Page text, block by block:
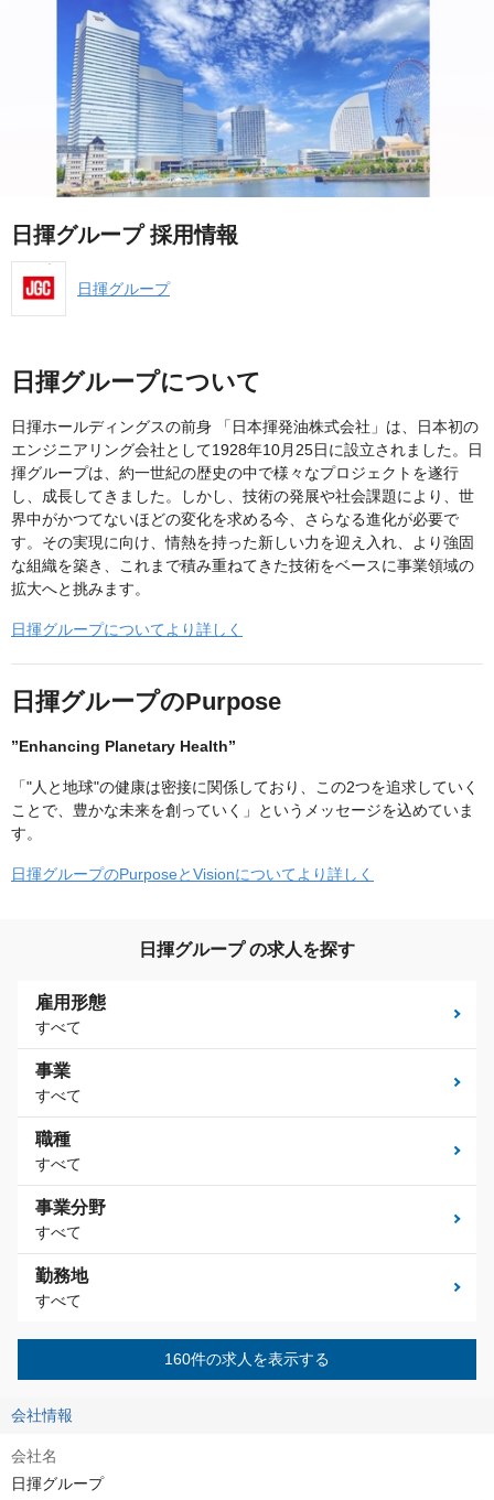
日揮グループ 採用情報
日揮グループ
日揮グループについて
日揮ホールディングスの前身 「日本揮発油株式会社」は、日本初の
エンジニアリング会社として1928年10月25日に設立されました。日
揮グループは、約一世紀の歴史の中で様々なプロジェクトを遂行
し、成長してきました。しかし、技術の発展や社会課題により、世
界中がかつてないほどの変化を求める今、さらなる進化が必要で
す。その実現に向け、情熱を持った新しい力を迎え入れ、より強固
な組織を築き、これまで積み重ねてきた技術をベースに事業領域の
拡大へと挑みます。
日揮グループについてより詳しく
日揮グループのPurpose
”Enhancing Planetary Health”
「"人と地球"の健康は密接に関係しており、この2つを追求していく
ことで、豊かな未来を創っていく」というメッセージを込めていま
す。
日揮グループのPurposeとVisionについてより詳しく
日揮グループ の求人を探す
雇用形態
すべて
事業
すべて
職種
すべて
事業分野
すべて
勤務地
すべて
160件の求人を表示する
会社情報
会社名
日揮グループ